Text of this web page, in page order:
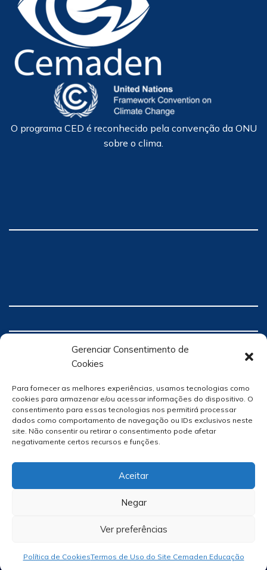
Gerenciar Consentimento de
Cookies
Para fornecer as melhores experiências, usamos tecnologias como
cookies para armazenar e/ou acessar informações do dispositivo. O
consentimento para essas tecnologias nos permitirá processar
dados como comportamento de navegação ou IDs exclusivos neste
site. Não consentir ou retirar o consentimento pode afetar
negativamente certos recursos e funções.
Aceitar
Negar
Ver preferências
Política de CookiesTermos de Uso do Site Cemaden Educação
O programa CED é reconhecido pela convenção da ONU
sobre o clima.
hacklab